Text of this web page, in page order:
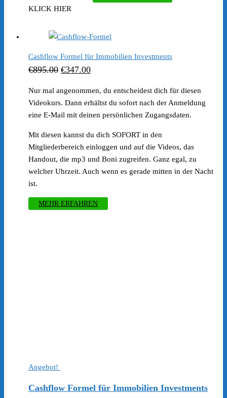
Preis
€277.00€167.00.
KLICK HIER
Cashflow Formel für Immobilien Investments
€895.00 Ursprünglicher
war:
€895.00
€347.00Aktueller
ist:
€347.00.
Nur mal angenommen, du entscheidest dich für diesen
Videokurs. Dann erhältst du sofort nach der Anmeldung
eine E-Mail mit deinen persönlichen Zugangsdaten.
Mit diesen kannst du dich SOFORT in den
Mitgliederbereich einloggen und auf die Videos, das
Handout, die mp3 und Boni zugreifen. Ganz egal, zu
welcher Uhrzeit. Auch wenn es gerade mitten in der Nacht
ist.
MEHR ERFAHREN
Angebot!
Cashflow Formel für Immobilien Investments